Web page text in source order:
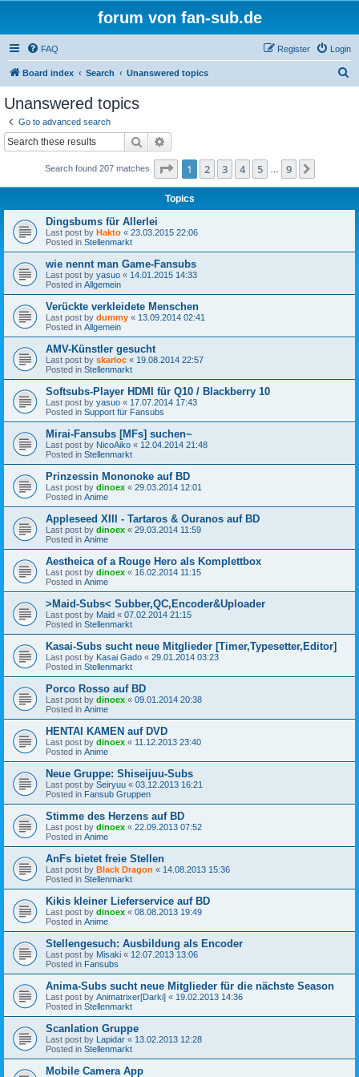
forum von fan-sub.de
FAQ Login
Register
Board index Search Unanswered topics
Unanswered topics
Go to advanced search
Search
Search found 207 matches Page 1of 9
1 2 3 4 5 9
Topics
Dingsbums für Allerlei
Last post by Hakto « 23.03.2015 22:06
Posted in Stellenmarkt
wie nennt man Game-Fansubs
Last post by yasuo « 14.01.2015 14:33
Posted in Allgemein
Verückte verkleidete Menschen
Last post by dummy « 13.09.2014 02:41
Posted in Allgemein
AMV-Künstler gesucht
Last post by skarloc « 19.08.2014 22:57
Posted in Stellenmarkt
Softsubs-Player HDMI für Q10 / Blackberry 10
Last post by yasuo « 17.07.2014 17:43
Posted in Support für Fansubs
Mirai-Fansubs [MFs] suchen~
Last post by NicoAiko « 12.04.2014 21:48
Posted in Stellenmarkt
Prinzessin Mononoke auf BD
Last post by dinoex « 29.03.2014 12:01
Posted in Anime
Appleseed XIII - Tartaros & Ouranos auf BD
Last post by dinoex « 29.03.2014 11:59
Posted in Anime
Aestheica of a Rouge Hero als Komplettbox
Last post by dinoex « 16.02.2014 11:15
Posted in Anime
>Maid-Subs< Subber,QC,Encoder&Uploader
Last post by Maid « 07.02.2014 21:15
Posted in Stellenmarkt
Kasai-Subs sucht neue Mitglieder [Timer,Typesetter,Editor]
Last post by Kasai Gado « 29.01.2014 03:23
Posted in Stellenmarkt
Porco Rosso auf BD
Last post by dinoex « 09.01.2014 20:38
Posted in Anime
HENTAI KAMEN auf DVD
Last post by dinoex « 11.12.2013 23:40
Posted in Anime
Neue Gruppe: Shiseijuu-Subs
Last post by Seiryuu « 03.12.2013 16:21
Posted in Fansub Gruppen
Stimme des Herzens auf BD
Last post by dinoex « 22.09.2013 07:52
Posted in Anime
AnFs bietet freie Stellen
Last post by Black Dragon « 14.08.2013 15:36
Posted in Stellenmarkt
Kikis kleiner Lieferservice auf BD
Last post by dinoex « 08.08.2013 19:49
Posted in Anime
Stellengesuch: Ausbildung als Encoder
Last post by Misaki « 12.07.2013 13:06
Posted in Fansubs
Anima-Subs sucht neue Mitglieder für die nächste Season
Last post by Animatrixer[Darki] « 19.02.2013 14:36
Posted in Stellenmarkt
Scanlation Gruppe
Last post by Lapidar « 13.02.2013 12:28
Posted in Stellenmarkt
Mobile Camera App